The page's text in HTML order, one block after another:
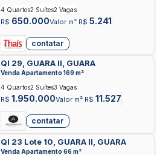
R$ 650.000Valor m² R$ 5.241
4 Quartos2 Suítes2 Vagas
contatar
QI 29, GUARA II, GUARA
Venda Apartamento 169 m²
R$ 1.950.000Valor m² R$ 11.527
4 Quartos2 Suítes3 Vagas
contatar
QI 23 Lote 10, GUARA II, GUARA
Venda Apartamento 66 m²